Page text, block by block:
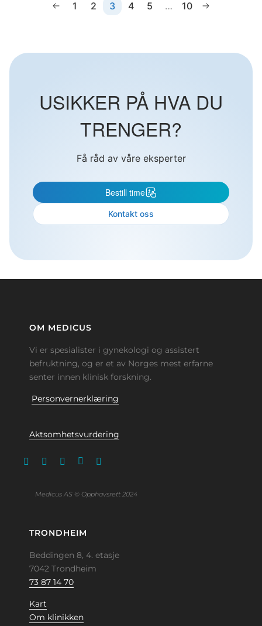
1 2 3 4 5 … 10
USIKKER PÅ HVA DU
TRENGER?
Få råd av våre eksperter
Bestill time
Kontakt oss
OM MEDICUS
Vi er spesialister i gynekologi og assistert
befruktning, og er et av Norges mest erfarne
senter innen klinisk forskning.
Personvernerklæring
Aktsomhetsvurdering
Medicus AS © Opphavsrett 2024
TRONDHEIM
Beddingen 8, 4. etasje
7042 Trondheim
73 87 14 70
Kart
Om klinikken